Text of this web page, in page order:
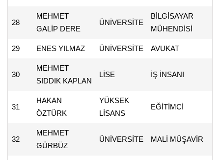
28
MEHMET
GALİP DERE
ÜNİVERSİTE
BİLGİSAYAR
MÜHENDİSİ
29 ENES YILMAZ ÜNİVERSİTE AVUKAT
30
MEHMET
SIDDIK KAPLAN
LİSE İŞ İNSANI
31
HAKAN
ÖZTÜRK
YÜKSEK
LİSANS
EĞİTİMCİ
32
MEHMET
GÜRBÜZ
ÜNİVERSİTE MALİ MÜŞAVİR